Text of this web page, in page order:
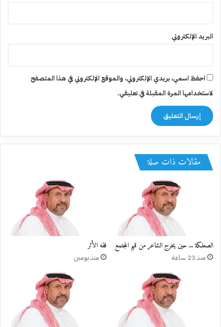
البريد الإلكتروني
احفظ اسمي، بريدي الإلكتروني، والموقع الإلكتروني في هذا المتصفح
لاستخدامها المرة المقبلة في تعليقي.
مقالات ذات صلة
الصعلكة .. حين يخرج الشاعر من قيم المجتمع
منذ 23 ساعة
فقه الأثر
منذ يومين